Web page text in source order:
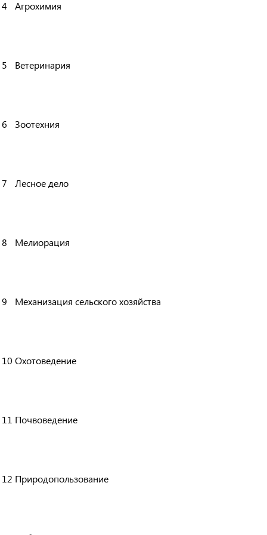
4 Агрохимия
5 Ветеринария
6 Зоотехния
7 Лесное дело
8 Мелиорация
9 Механизация сельского хозяйства
10 Охотоведение
11 Почвоведение
12 Природопользование